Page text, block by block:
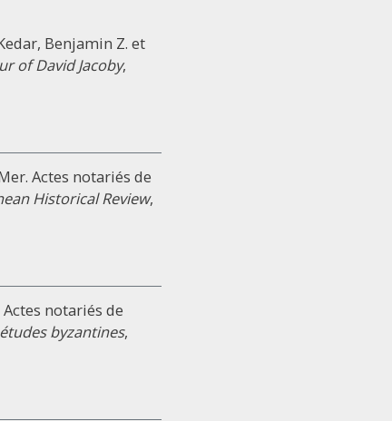
Benjamin Z. et
of David Jacoby,
Actes notariés de
Historical Review,
notariés de
byzantines,